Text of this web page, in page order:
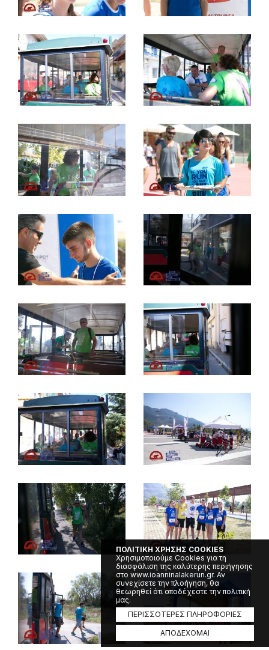
ΠΟΛΙΤΙΚΗ ΧΡΗΣΗΣ COOKIES
Χρησιμοποιούμε Cookies για τη
διασφάλιση της καλύτερης περιήγησης
στο www.ioanninalakerun.gr. Αν
συνεχίσετε την πλοήγηση, θα
θεωρηθεί ότι αποδέχεστε την πολιτική
μας.
ΠΕΡΙΣΣΟΤΕΡΕΣ ΠΛΗΡΟΦΟΡΙΕΣ
ΑΠΟΔΕΧΟΜΑΙ